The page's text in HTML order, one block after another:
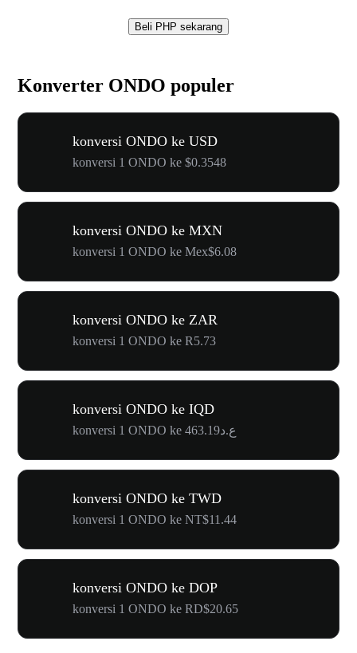
Beli PHP sekarang
Konverter ONDO populer
konversi ONDO ke USD
konversi 1 ONDO ke $0.3548
konversi ONDO ke MXN
konversi 1 ONDO ke Mex$6.08
konversi ONDO ke ZAR
konversi 1 ONDO ke R5.73
konversi ONDO ke IQD
konversi 1 ONDO ke ع.د463.19
konversi ONDO ke TWD
konversi 1 ONDO ke NT$11.44
konversi ONDO ke DOP
konversi 1 ONDO ke RD$20.65